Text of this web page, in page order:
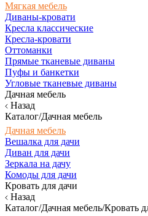
Мягкая мебель
Диваны-кровати
Кресла классические
Кресла-кровати
Оттоманки
Прямые тканевые диваны
Пуфы и банкетки
Угловые тканевые диваны
Дачная мебель
Назад
Каталог/Дачная мебель
Дачная мебель
Вешалка для дачи
Диван для дачи
Зеркала на дачу
Комоды для дачи
Кровать для дачи
Назад
Каталог/Дачная мебель/Кровать